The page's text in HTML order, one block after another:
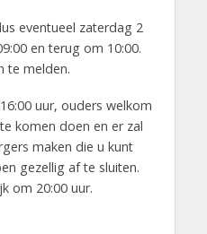
eventueel zaterdag 2
en terug om 10:00.
te melden.
uur, ouders welkom
komen doen en er zal
maken die u kunt
gezellig af te sluiten.
om 20:00 uur.